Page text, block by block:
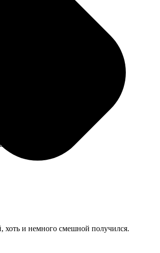
это плюс.
и немного смешной получился.